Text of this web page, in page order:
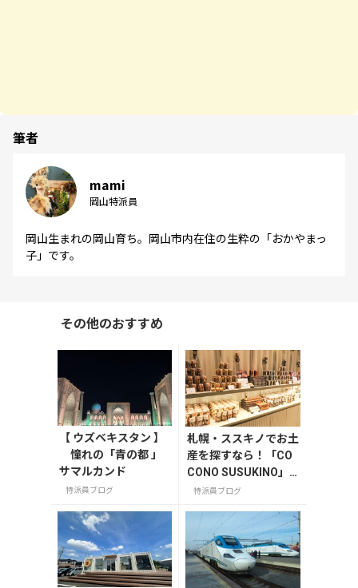
筆者
mami
岡山特派員
岡山生まれの岡山育ち。岡山市内在住の生粋の「おかやまっ
子」です。
その他のおすすめ
【 ウズベキスタン 】
憧れの「青の都 」
サマルカンド
特派員ブログ
札幌・ススキノでお土
産を探すなら！「CO
CONO SUSUKINO」
お土産編
特派員ブログ